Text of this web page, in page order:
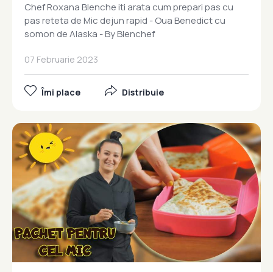
Chef Roxana Blenche iti arata cum prepari pas cu
pas reteta de Mic dejun rapid - Oua Benedict cu
somon de Alaska - By Blenchef
07 Februarie 2023
Îmi place Distribuie